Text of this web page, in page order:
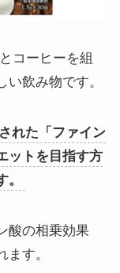
コーヒーを組
飲み物です。
れた「ファイン
ットを目指す方
酸の相乗効果
す。